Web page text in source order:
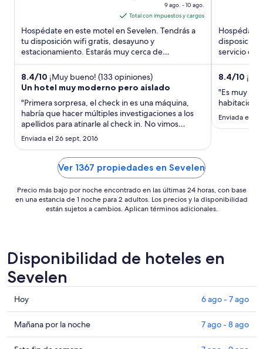
es
de
$157
en
total
por
noche
del
9
ago
10
ago
9 ago. - 10 ago.
Total con impuestos y cargos
Hospédate en este motel en Sevelen. Tendrás a
tu disposición wifi gratis, desayuno y
estacionamiento. Estarás muy cerca de
atracciones como Estadio Rheinpark ...
8.4/10 ¡Muy bueno! (133 opiniones)
Un hotel muy moderno pero aislado
"Primera sorpresa, el check in es una máquina,
habría que hacer múltiples investigaciones a los
apellidos para atinarle al check in. No vimos
persona alguna hasta que salimos una recamarera
que hacìa otros cuartos. El cuarto muy limpio de
muy buen tamaño y muy cómodo. El desayuno
para que te lo sirvieras ..."
Enviada el 26 sept. 2016
Hospédate
disposición
servicio de
destacan la
8.4/10
"Es muy
habitación
Enviada el 1
Ver 1367 propiedades en Sevelen
Precio más bajo por noche encontrado en las últimas 24 horas, con base
en una estancia de 1 noche para 2 adultos. Los precios y la disponibilidad
están sujetos a cambios. Aplican términos adicionales.
Disponibilidad de hoteles en
Sevelen
Consultar
precios
en
Sevelen
Hoy 6 ago - 7 ago
Consultar
precios
Mañana por la noche 7 ago - 8 ago